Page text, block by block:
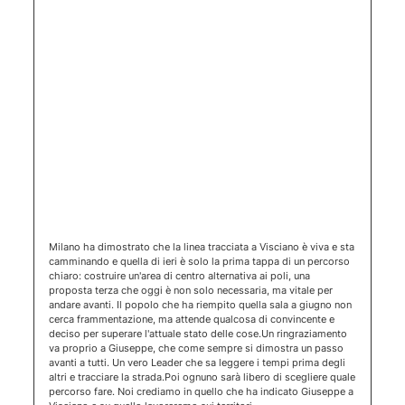
Milano ha dimostrato che la linea tracciata a Visciano è viva e sta
camminando e ​quella di ieri è solo la prima tappa di un percorso
chiaro: costruire un'area di centro alternativa ai poli, una
proposta terza che oggi è non solo necessaria, ma vitale per
andare avanti. Il popolo che ha riempito quella sala a giugno non
cerca frammentazione, ma attende qualcosa di convincente e
deciso per superare l'attuale stato delle cose. ​Un ringraziamento
va proprio a Giuseppe, che come sempre si dimostra un passo
avanti a tutti. Un vero Leader che sa leggere i tempi prima degli
altri e tracciare la strada. ​Poi ognuno sarà libero di scegliere quale
percorso fare. Noi crediamo in quello che ha indicato Giuseppe a